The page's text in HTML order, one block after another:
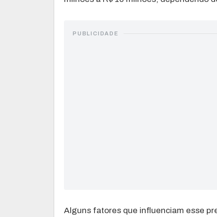
PUBLICIDADE
Alguns fatores que influenciam esse